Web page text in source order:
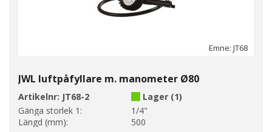
Emne: JT68
JWL luftpåfyllare m. manometer Ø80
Artikelnr: JT68-2
Lager (1)
Gänga storlek 1:
1/4"
Längd (mm):
500